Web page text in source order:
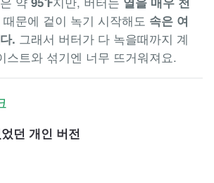
문에 겉이 녹기 시작해도 속은 여
. 그래서 버터가 다 녹을때까지 계
스트와 섞기엔 너무 뜨거워져요.
던 개인 버전